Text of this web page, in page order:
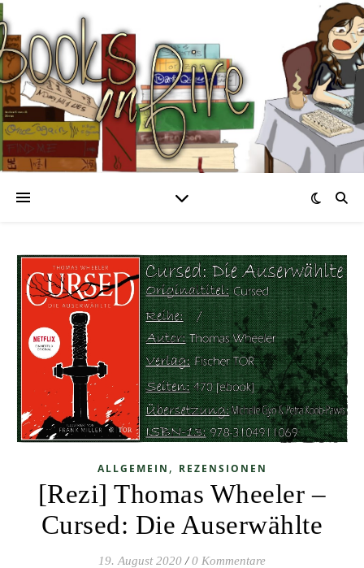
ALLGEMEIN , REZENSIONEN
[Rezi] Thomas Wheeler –
Cursed: Die Auserwählte
19. August 2020 / 0 Kommentare